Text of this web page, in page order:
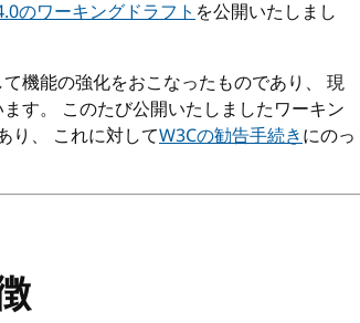
のワーキングドラフトを公開いたしまし
機能の強化をおこなったものであり、 現
す。 このたび公開いたしましたワーキン
り、 これに対してW3Cの勧告手続きにのっ